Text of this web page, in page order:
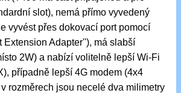
slot), nemá přímo vyvedený
vyvést přes dokovací port pomocí
Extension Adapter''), má slabší
2W) a nabízí volitelně lepší Wi-Fi
případně lepší 4G modem (4x4
rozměrech jsou necelé dva milimetry